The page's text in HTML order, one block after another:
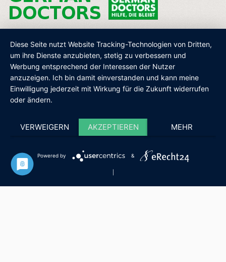
AGB IMPRESSUM DATENSCHUTZ
Diese Seite nutzt Website Tracking-Technologien von Dritten,
um ihre Dienste anzubieten, stetig zu verbessern und
Werbung entsprechend der Interessen der Nutzer
anzuzeigen. Ich bin damit einverstanden und kann meine
Einwilligung jederzeit mit Wirkung für die Zukunft widerrufen
oder ändern.
VERWEIGERN AKZEPTIEREN MEHR
Powered by &